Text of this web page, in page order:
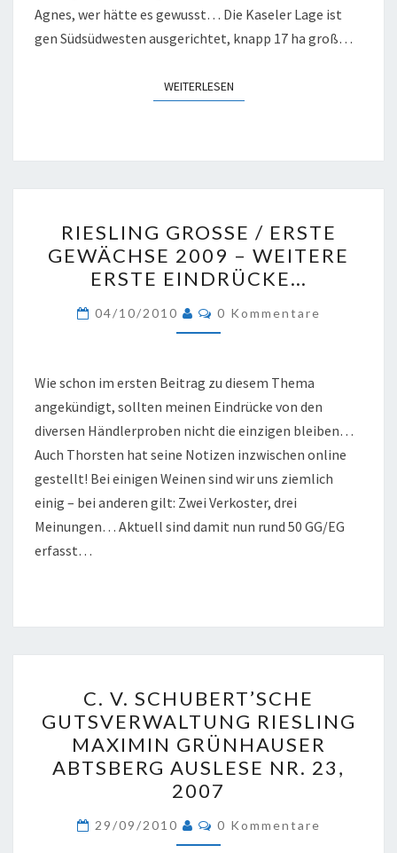
Agnes, wer hätte es gewusst… Die Kaseler Lage ist
gen Südsüdwesten ausgerichtet, knapp 17 ha groß…
WEITERLESENWEITERLESEN
GROSSE /
E
RSTE G
EWÄCHSE 2
009 –
EITERE E
RSTE E
INDRÜCKE…
RIESLING GROSSE / ERSTE G
EWÄCHSE 2009 – WEITERE E
RSTE EINDRÜCKE…
04/10/2010 Kommentare
0 Kommentare
Wie schon im ersten Beitrag zu diesem Thema
angekündigt, sollten meinen Eindrücke von den
diversen Händlerproben nicht die einzigen bleiben…
Auch Thorsten hat seine Notizen inzwischen online
gestellt! Bei einigen Weinen sind wir uns ziemlich
einig – bei anderen gilt: Zwei Verkoster, drei
Meinungen… Aktuell sind damit nun rund 50 GG/EG
erfasst…
V.
SCHUBERT’SCHE
GUTSVERWALTUNG
RIESLING
MAXIMIN
GRÜNHAUSER
ABTSBERG
C. V. SCHUBERT’SCHE
GUTSVERWALTUNG RIESLING
MAXIMIN GRÜNHAUSER
ABTSBERG AUSLESE NR. 23,
2007
29/09/2010 Kommentare
0 Kommentare